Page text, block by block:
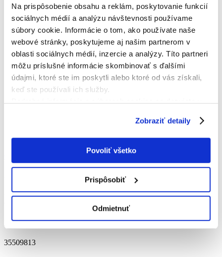
Na prispôsobenie obsahu a reklám, poskytovanie funkcií
sociálnych médií a analýzu návštevnosti používame
súbory cookie. Informácie o tom, ako používate naše
webové stránky, poskytujeme aj našim partnerom v
oblasti sociálnych médií, inzercie a analýzy. Títo partneri
môžu príslušné informácie skombinovať s ďalšími
údajmi, ktoré ste im poskytli alebo ktoré od vás získali,
keď ste používali ich služby.
Podrobné informácie o súboroch cookies sa dozviete v
Zobraziť detaily
Povoliť všetko
Prispôsobiť
Odmietnuť
Róbert Čarný
Osloboditeľov 18
IČO
35509813